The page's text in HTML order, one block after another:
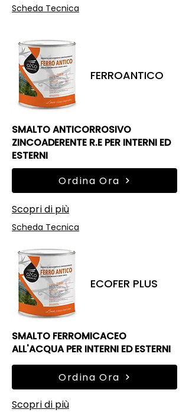
Scheda Tecnica
FERROANTICO
SMALTO ANTICORROSIVO
ZINCOADERENTE R.E PER INTERNI ED
ESTERNI
Ordina Ora
Scopri di più
Scheda Tecnica
ECOFER PLUS
SMALTO FERROMICACEO
ALL'ACQUA PER INTERNI ED ESTERNI
Ordina Ora
Scopri di più